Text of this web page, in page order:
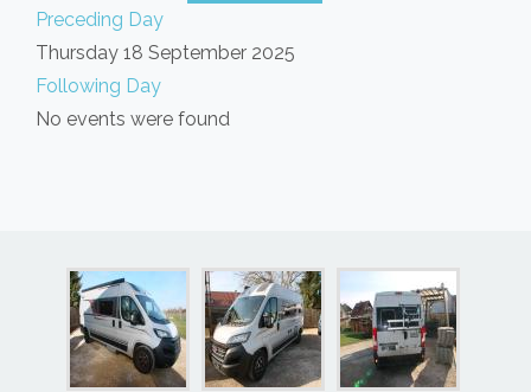
Preceding Day
Thursday 18 September 2025
Following Day
No events were found